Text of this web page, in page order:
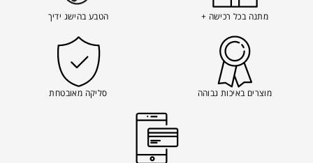
מתנה בכל רכישה + הטבע בהישג ידיך
מוצרים באיכות גבוהה סליקה מאובטחת